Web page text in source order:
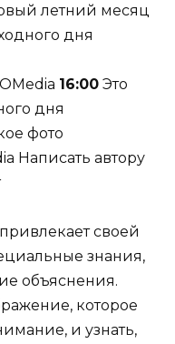
летний месяц
дня
16:00 Это
дня
фото
Написать автору
своей
знания,
объяснения.
которое
и узнать,